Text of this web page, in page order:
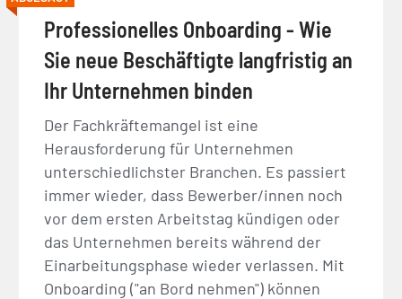
Professionelles Onboarding - Wie
Sie neue Beschäftigte langfristig an
Ihr Unternehmen binden
Der Fachkräftemangel ist eine
Herausforderung für Unternehmen
unterschiedlichster Branchen. Es passiert
immer wieder, dass Bewerber/innen noch
vor dem ersten Arbeitstag kündigen oder
das Unternehmen bereits während der
Einarbeitungsphase wieder verlassen. Mit
Onboarding ("an Bord nehmen") können